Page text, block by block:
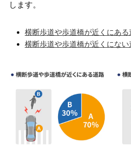
します。
横断歩道や歩道橋が近くにある
横断歩道や歩道橋が近くにない